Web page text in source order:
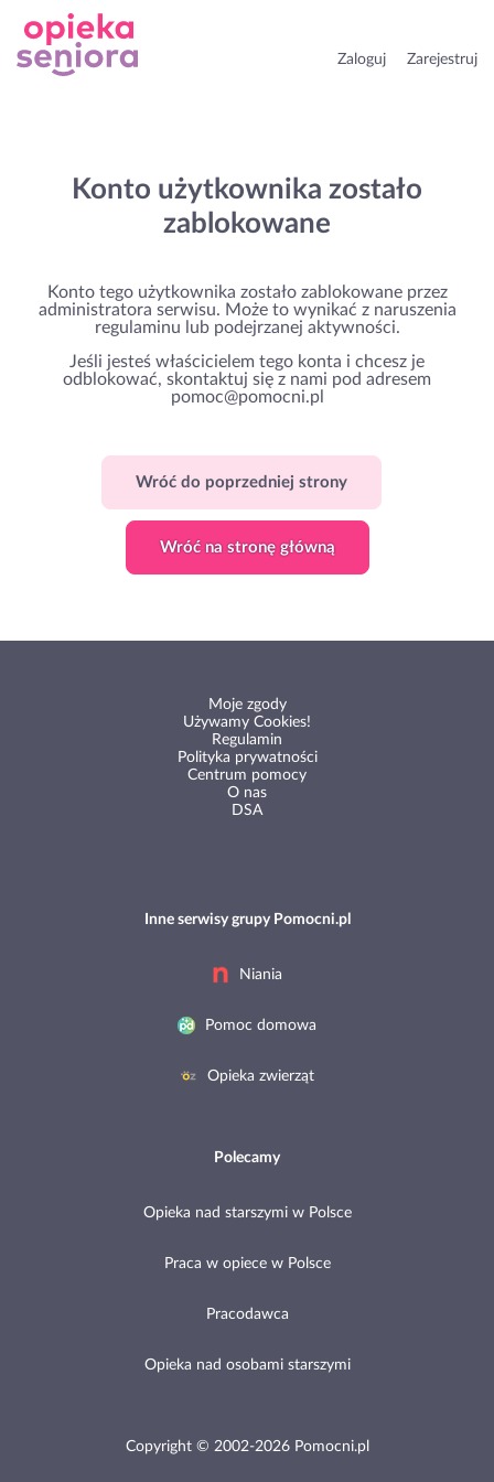
Zaloguj Zarejestruj
Konto użytkownika zostało
zablokowane
Konto tego użytkownika zostało zablokowane przez
administratora serwisu. Może to wynikać z naruszenia
regulaminu lub podejrzanej aktywności.
Jeśli jesteś właścicielem tego konta i chcesz je
odblokować, skontaktuj się z nami pod adresem
pomoc@pomocni.pl
Wróć do poprzedniej strony
Wróć na stronę główną
Moje zgody
Używamy Cookies!
Regulamin
Polityka prywatności
Centrum pomocy
O nas
DSA
Inne serwisy grupy Pomocni.pl
Niania
Pomoc domowa
Opieka zwierząt
Polecamy
Opieka nad starszymi w Polsce
Praca w opiece w Polsce
Pracodawca
Opieka nad osobami starszymi
Copyright © 2002-2026 Pomocni.pl